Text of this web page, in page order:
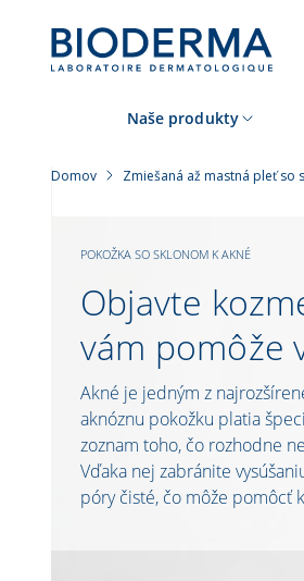
Naše produkty
Domov Zmiešaná až mastná pleť so
POKOŽKA SO SKLONOM K AKNÉ
Objavte
vám pomôže
Akné je jedným z
aknóznu pokožku platia
zoznam toho, čo rozhodne
Vďaka nej zabránite
póry čisté, čo môže pomôcť